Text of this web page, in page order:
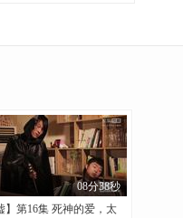
08分38秒
】第16集 死神的爱，太